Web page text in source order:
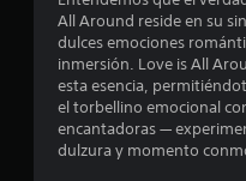
All Around reside en su
dulces emociones
inmersión. Love is All
esta esencia,
el torbellino emocional
encantadoras —
dulzura y momento